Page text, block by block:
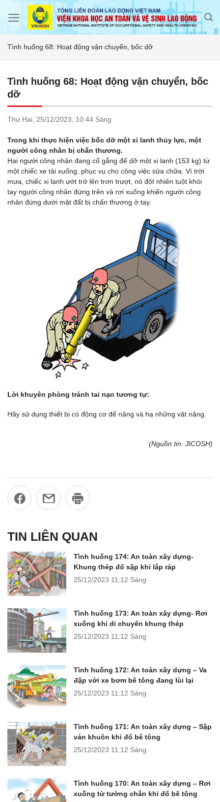
Tình huống 68: Hoạt động vận chuyển, bốc dỡ
Tình huống 68: Hoạt động vận chuyển, bốc
dỡ
Thứ Hai, 25/12/2023, 10:44 Sáng
Trong khi thực hiện việc bốc dỡ một xi lanh thủy lực, một
người công nhân bị chấn thương.
Hai người công nhân đang cố gắng để dỡ một xi lanh (153 kg) từ
một chiếc xe tải xuống, phục vụ cho công việc sửa chữa. Vì trời
mưa, chiếc xi lanh ướt trở lên trơn trượt, nó đột nhiên tuột khỏi
tay người công nhân đứng trên và rơi xuống khiến người công
nhân đứng dưới mặt đất bị chấn thương ở tay.
Lời khuyên phòng tránh tai nạn tương tự:
Hãy sử dụng thiết bị có động cơ để nâng và hạ những vật nặng.
(Nguồn tin: JICOSH)
TIN LIÊN QUAN
Tình huống 174: An toàn xây dựng-
Khung thép đổ sập khi lắp ráp
25/12/2023 11:12 Sáng
Tình huống 173: An toàn xây dựng- Rơi
xuống khi di chuyển khung thép
25/12/2023 11:12 Sáng
Tình huống 172: An toàn xây dựng – Va
đập với xe bơm bê tông đang lùi lại
25/12/2023 11:12 Sáng
Tình huống 171: An toàn xây dựng – Sập
ván khuôn khi đổ bê tông
25/12/2023 11:12 Sáng
Tình huống 170: An toàn xây dựng – Rơi
xuống từ tường chắn khi đổ bê tông